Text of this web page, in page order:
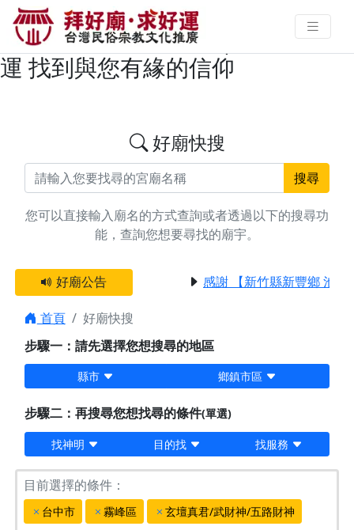
搜尋台中市霧峰區玄壇真君/武財
神/五路財神廟宇資料 | 拜好廟求好
運 找到與您有緣的信仰
好廟快搜
搜尋
您可以直接輸入廟名的方式查詢或者透過以下的搜尋功
能，查詢您想要尋找的廟宇。
好廟公告 感謝 【新竹縣新豐鄉 池和
首頁
好廟快搜
步驟一：請先選擇您想搜尋的地區
縣市 鄉鎮市區
步驟二：再搜尋您想找尋的條件(單選)
找神明 目的找 找服務
目前選擇的條件：
台中市 霧峰區 玄壇真君/武財神/五路財神